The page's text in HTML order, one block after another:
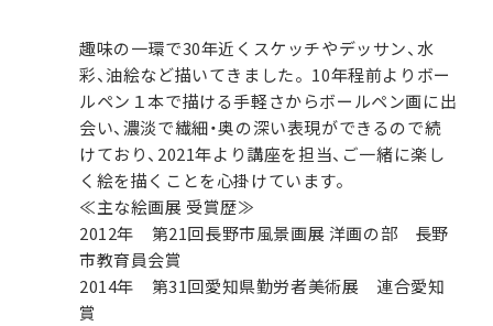
趣味の一環で30年近くスケッチやデッサン、水
彩、油絵など描いてきました。10年程前よりボー
ルペン１本で描ける手軽さからボールペン画に出
会い、濃淡で繊細・奥の深い表現ができるので続
けており、2021年より講座を担当、ご一緒に楽し
く絵を描くことを心掛けています。
≪主な絵画展 受賞歴≫
2012年 第21回長野市風景画展 洋画の部 長野
市教育員会賞
2014年 第31回愛知県勤労者美術展 連合愛知
賞